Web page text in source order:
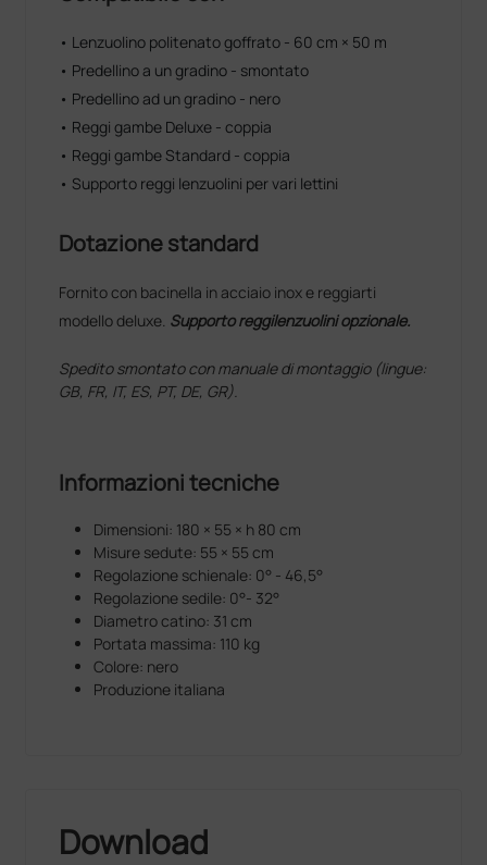
• Lenzuolino politenato goffrato - 60 cm × 50 m
• Predellino a un gradino - smontato
• Predellino ad un gradino - nero
• Reggi gambe Deluxe - coppia
• Reggi gambe Standard - coppia
• Supporto reggi lenzuolini per vari lettini
Dotazione standard
Fornito con bacinella in acciaio inox e reggiarti
modello deluxe. Supporto reggilenzuolini opzionale.
Spedito smontato con manuale di montaggio (lingue:
GB, FR, IT, ES, PT, DE, GR).
Informazioni tecniche
Dimensioni: 180 × 55 × h 80 cm
Misure sedute: 55 × 55 cm
Regolazione schienale: 0° - 46,5°
Regolazione sedile: 0°- 32°
Diametro catino: 31 cm
Portata massima: 110 kg
Colore: nero
Produzione italiana
Download